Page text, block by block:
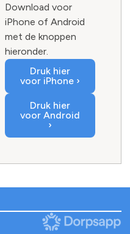
Download voor
iPhone of Android
met de knoppen
hieronder.
Druk hier
voor iPhone ›
Druk hier
voor Android
›